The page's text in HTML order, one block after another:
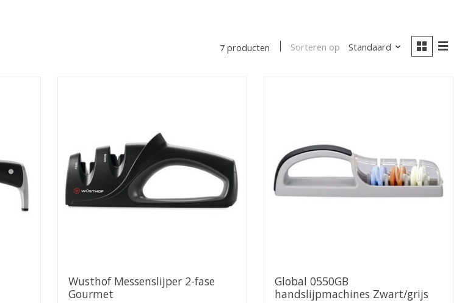
7 producten Sorteren op Standaard
Wusthof Messenslijper 2-fase
Gourmet
Global 0550GB
handslijpmachines Zwart/grijs